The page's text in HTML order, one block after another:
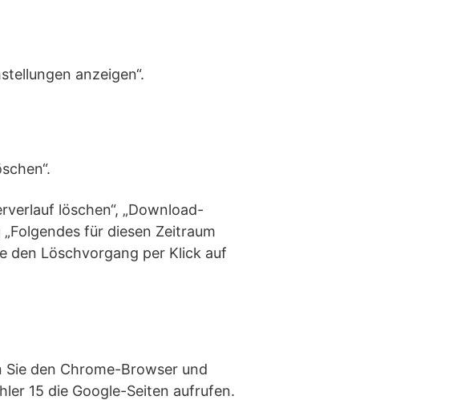
anzeigen“.
löschen“, „Download-
für diesen Zeitraum
den Löschvorgang per Klick auf
den Chrome-Browser und
15 die Google-Seiten aufrufen.